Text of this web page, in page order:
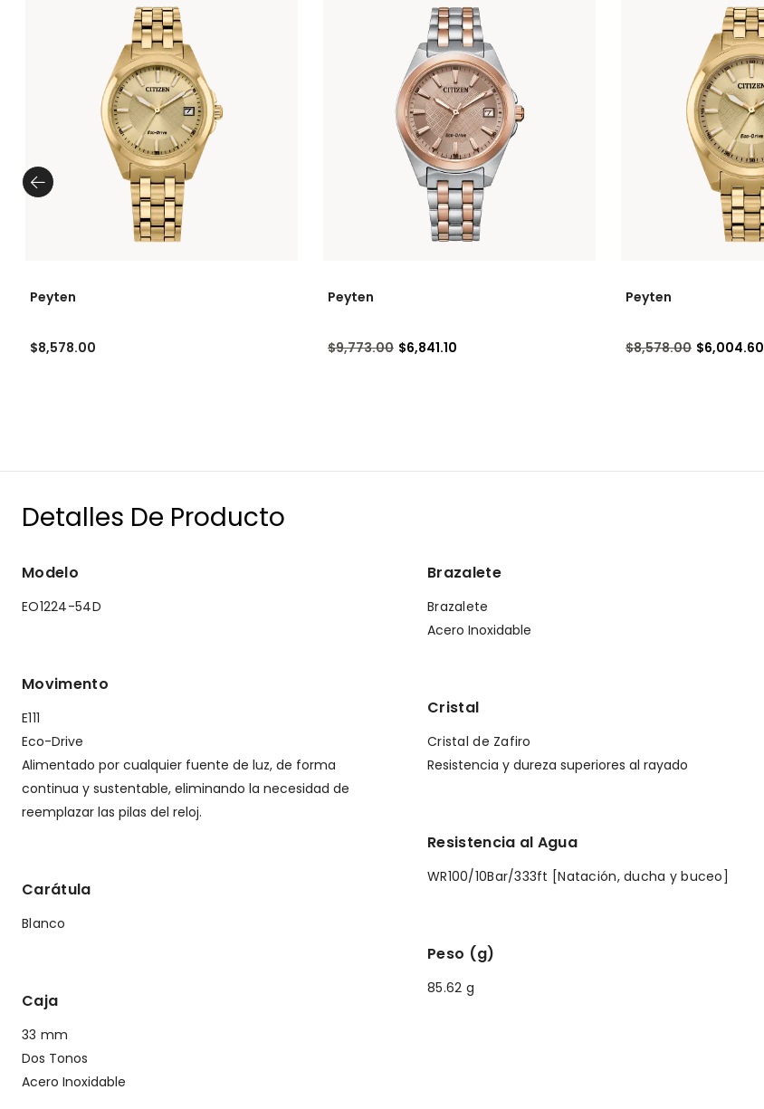
Peyten
$8,578.00
Peyten
Precio reducido de
$9,773.00a$6,841.10
Peyten
Precio reducido de
$8,578.00a$6,004.60
Detalles De Producto
Modelo
EO1224-54D
Movimento
E111
Eco-Drive
Alimentado por cualquier fuente de luz, de forma
continua y sustentable, eliminando la necesidad de
reemplazar las pilas del reloj.
Carátula
Blanco
Caja
33 mm
Dos Tonos
Acero Inoxidable
Brazalete
Brazalete
Acero Inoxidable
Cristal
Cristal de Zafiro
Resistencia y dureza superiores al rayado
Resistencia al Agua
WR100/10Bar/333ft [Natación, ducha y buceo]
Peso (g)
85.62 g